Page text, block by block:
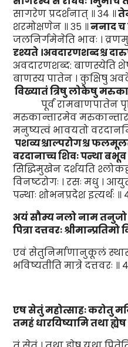
सागरेण प्रदर्शनात् ॥ ३४ ॥
शरमोक्षणेन ॥ ३५ ॥ननाद च
जलनिर्गमेनेति भावः ।
दृश्यते ।अवदारणशब्दश्च
अवदारणशब्द: बाणस्येति
बाणस्य पातेन । कुक्षिषु
विख्यातंत्रिषु लोकेषु मरु
पूर्वं रामबाणपातेन
मरुकान्तारमेव
मनुष्यत्वं भावयतो
पशव्यश्चाल्परोगश्च
वरदानाच्च शिवः पन्था बभूव
सिद्धिमुखेन दर्शयति
विनष्टरोगः । रसः मधु ।
पन्थाः शोभनप्रदेश इत्यर्थः ॥
अयं सौम्य नलो नाम तनुजो
पित्रा दत्तवरः श्रीमान्प्रतिमो
एवं सेतुनिर्माणानुकूलं
भविष्यतीति मात्रे दत्तवरः ॥
एष सेतुं महोत्साहः करोतु
तमहं धारयिष्यामि तथा